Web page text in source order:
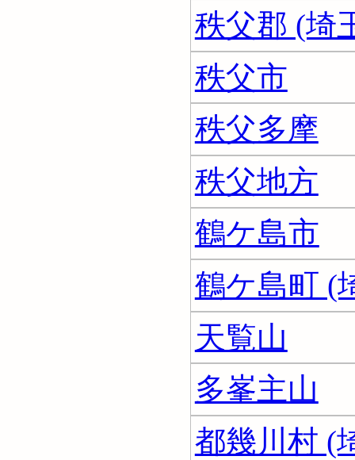
秩父郡 (埼
秩父市
秩父多摩
秩父地方
鶴ケ島市
鶴ケ島町 (
天覧山
多峯主山
都幾川村 (